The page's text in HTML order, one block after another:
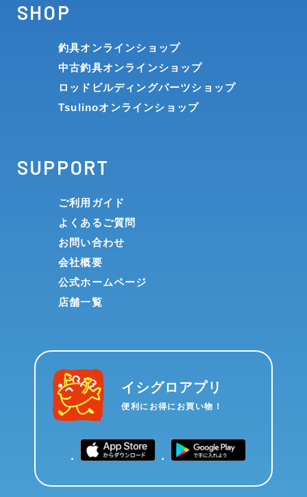
SHOP
釣具オンラインショップ
中古釣具オンラインショップ
ロッドビルディングパーツショップ
Tsulinoオンラインショップ
SUPPORT
ご利用ガイド
よくあるご質問
お問い合わせ
会社概要
公式ホームページ
店舗一覧
イシグロアプリ
便利にお得にお買い物！